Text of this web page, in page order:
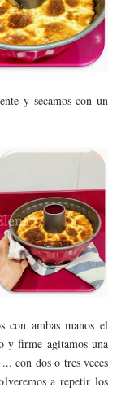
y secamos con un
con ambas manos el
y firme agitamos una
con dos o tres veces
a repetir los